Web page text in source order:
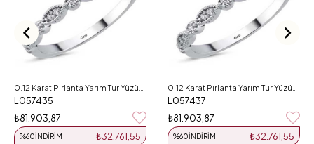
L057435
₺32.761,55
%60İNDIRIM
₺81.903,87
L057437
₺32.761,55
%60İNDIRIM
₺81.903,87